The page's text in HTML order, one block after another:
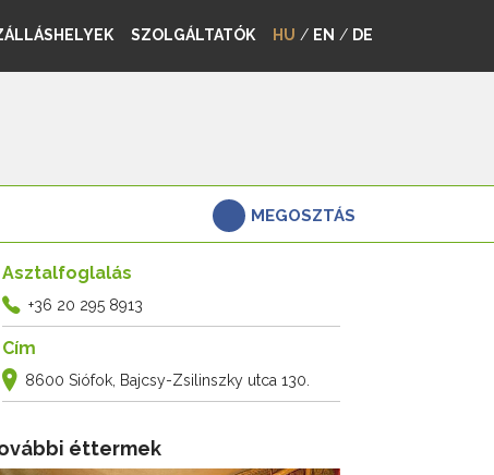
SZOLGÁLTATÓK HU / EN / DE
MEGOSZTÁS
Asztalfoglalás
+36 20 295 8913
Cím
8600 Siófok, Bajcsy-Zsilinszky utca 130.
éttermek